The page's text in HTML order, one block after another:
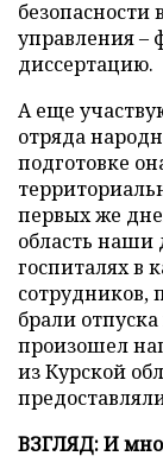
безопасности
управления
диссертацию.
А еще
отряда
подготовке
первых же
область наши
госпиталях в
сотрудников,
брали
произошел
из Курской
ВЗГЛЯД: И